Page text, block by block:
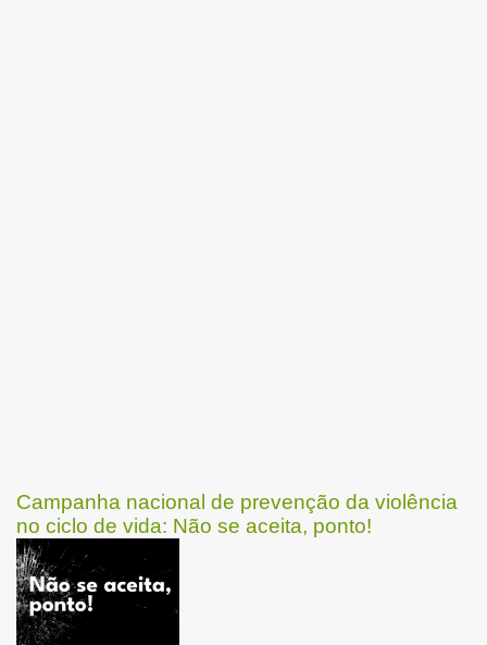
Campanha nacional de prevenção da violência
no ciclo de vida: Não se aceita, ponto!